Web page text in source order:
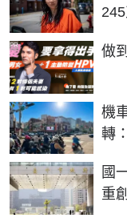
做
PR
機
轉
國
重